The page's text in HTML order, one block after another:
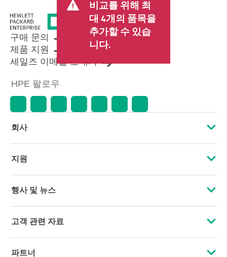
료가 포함될 수 있습니다. 리셀러가
설정한 트랜잭션 가격은 다른 리셀
러가 설정한 가격 및 표시 가격과 다
를 수 있습니다. 표시 가격에는 기간
한정 프로모션 혜택이 포함될 수 있
습니다. HPE는 시장 상황 변화, 제품
수명 종료, 광고 오류 등을 포함하되
이에 국한되지 않는 사유로 언제든
지 가격을 조정할 권리를 보유합니
비교를 위해 최
대 4개의 품목을
추가할 수 있습
니다.
구매 문의
제품 지원
세일즈 이메일 보내기
HPE 팔로우
회사
HPE 소개
기업의 책임
HPE Labs
지원
운영 지원 서비스
행사 및 뉴스
행사
고객 관련 자료
문의하기
파트너